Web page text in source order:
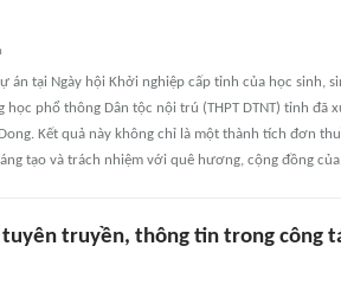
án tại Ngày hội Khởi nghiệp cấp tỉnh của học sinh,
học phổ thông Dân tộc nội trú (THPT DTNT) tỉnh đã
Kết quả này không chỉ là một thành tích đơn
tạo và trách nhiệm với quê hương, cộng đồng
truyền, thông tin trong công